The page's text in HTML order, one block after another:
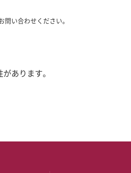
い合わせください。
あります。